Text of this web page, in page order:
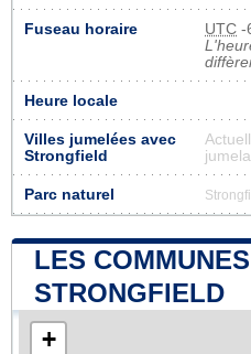
Fuseau horaire UTC -
Heure locale
Villes jumelées avec
Strongfield
Parc naturel
LES
STRONGFIELD
+